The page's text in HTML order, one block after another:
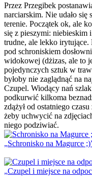
Przez Przegibek
narciarskim. Nie udało
terenie. Początek ok, ale
się z pieszymi: niebieskim
trudne, ale lekko irytujące.
pod schroniskiem
widokowej (dżizas, ale to
pojedynczych sztuk w
byłoby nie zaglądnąć na
Czupel. Wiodący nań
podkurwić kilkoma
zdążył od ostatniego
żeby uchwycić na
niego podziwiać.
Schronisko na Magurce ;)
Czupel i miejsce na